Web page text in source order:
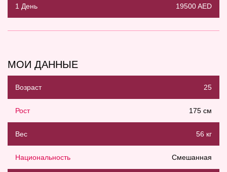
1 День 19500 AED
МОИ ДАННЫЕ
Возраст 25
Рост 175 см
Вес 56 кг
Национальность Смешанная